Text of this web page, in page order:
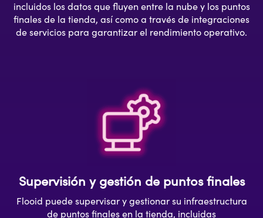
incluidos los datos que fluyen entre la nube y los puntos
finales de la tienda, así como a través de integraciones
de servicios para garantizar el rendimiento operativo.
Supervisión y gestión de puntos finales
Flooid puede supervisar y gestionar su infraestructura
de puntos finales en la tienda, incluidas